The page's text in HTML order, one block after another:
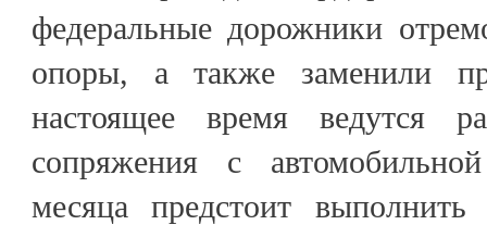
федеральные дорожники
опоры, а также заменили
настоящее время ведутся
сопряжения с
месяца предстоит выполнить